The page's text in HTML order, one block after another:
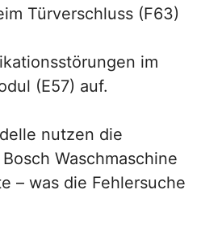
Türverschluss (F63)
im
(E57) auf.
nutzen die
Waschmaschine
– was die Fehlersuche